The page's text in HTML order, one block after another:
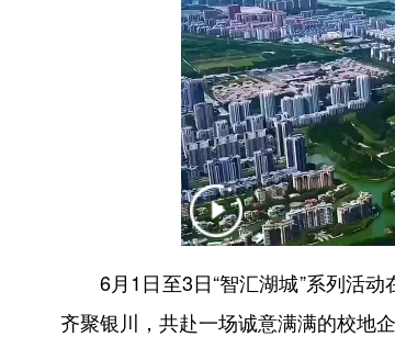
6月1日至3日“智汇湖城”系列活动
齐聚银川，共赴一场诚意满满的校地企